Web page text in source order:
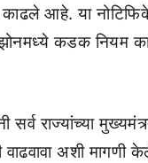
आहे. या
कडक नियम
सर्व राज्यांच्या
अशी मागणी